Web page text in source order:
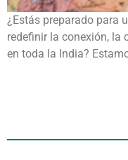
¿Estás preparado para
redefinir la conexión, la
en toda la India?